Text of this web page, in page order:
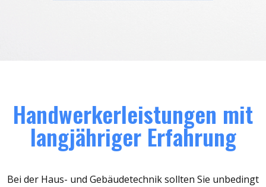
Handwerkerleistungen mit
langjähriger Erfahrung
Bei der Haus- und Gebäudetechnik sollten Sie unbedingt